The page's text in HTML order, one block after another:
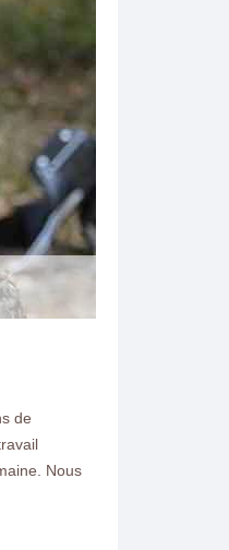
de
Nous